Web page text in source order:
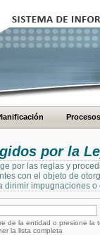
Procesos
por la
por las reglas y
con el objeto de
impugnaciones
de la entidad o presione la
la lista completa